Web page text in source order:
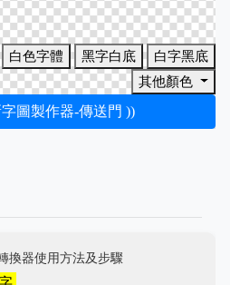
白色字體 黑字白底
白字黑底
其他顏色
圖製作器-傳送門 ))
換器使用方法及步驟